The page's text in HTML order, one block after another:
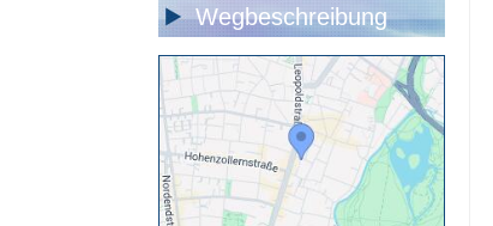
Wegbeschreibung